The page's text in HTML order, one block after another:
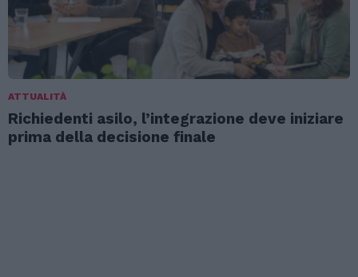
ATTUALITÀ
Richiedenti asilo, l’integrazione deve iniziare
prima della decisione finale